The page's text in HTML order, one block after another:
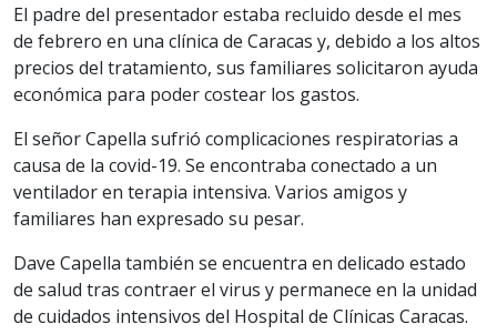
El padre del presentador estaba recluido desde el mes
de febrero en una clínica de Caracas y, debido a los altos
precios del tratamiento, sus familiares solicitaron ayuda
económica para poder costear los gastos.
El señor Capella sufrió complicaciones respiratorias a
causa de la covid-19. Se encontraba conectado a un
ventilador en terapia intensiva. Varios amigos y
familiares han expresado su pesar.
Dave Capella también se encuentra en delicado estado
de salud tras contraer el virus y permanece en la unidad
de cuidados intensivos del Hospital de Clínicas Caracas.